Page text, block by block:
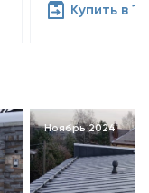
Купить в 1
Ноябрь 2024